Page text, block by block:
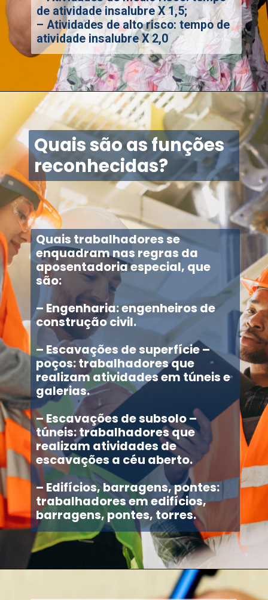
de atividade insalubre X 1,5;
– Atividades de alto risco: tempo de
atividade insalubre X 2,0
Quais são as funções
reconhecidas?
Quais trabalhadores se
enquadram nas regras da
aposentadoria especial, que
são:
– Engenharia: engenheiros de
construção civil.
– Escavações de superfície –
poços: trabalhadores que
realizam atividades em túneis e
galerias.
– Escavações de subsolo –
túneis: trabalhadores que
realizam atividades de
escavações a céu aberto.
– Edifícios, barragens, pontes:
trabalhadores em edifícios,
barragens, pontes, torres.